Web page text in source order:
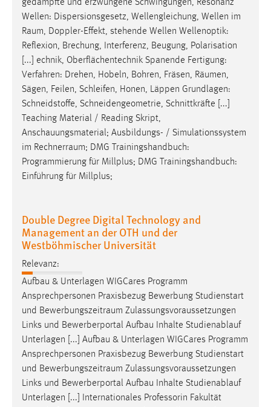
gedämpfte und erzwungene Schwingungen, Resonanz
Wellen: Dispersionsgesetz, Wellengleichung, Wellen im
Raum, Doppler-Effekt, stehende Wellen Wellenoptik:
Reflexion, Brechung, Interferenz, Beugung, Polarisation
[...] echnik, Oberflächentechnik Spanende Fertigung:
Verfahren: Drehen, Hobeln, Bohren, Fräsen, Räumen,
Sägen, Feilen, Schleifen, Honen, Läppen Grundlagen:
Schneidstoffe, Schneidengeometrie, Schnittkräfte [...]
Teaching Material / Reading Skript,
Anschauungsmaterial; Ausbildungs- / Simulationssystem
im Rechnerraum; DMG Trainingshandbuch:
Programmierung für Millplus; DMG Trainingshandbuch:
Einführung für Millplus;
Double Degree Digital Technology and
Management an der OTH und der
Westböhmischer Universität
Relevanz:
Aufbau & Unterlagen WIGCares Programm
Ansprechpersonen Praxisbezug Bewerbung Studienstart
und Bewerbungszeitraum Zulassungsvoraussetzungen
Links und Bewerberportal Aufbau Inhalte Studienablauf
Unterlagen [...] Aufbau & Unterlagen WIGCares Programm
Ansprechpersonen Praxisbezug Bewerbung Studienstart
und Bewerbungszeitraum Zulassungsvoraussetzungen
Links und Bewerberportal Aufbau Inhalte Studienablauf
Unterlagen [...] Internationales Professorin Fakultät
Performance
Name:
Zweck:
Für performante Seitenauslieferung wird in diesem Cookie
gespeichert, ob man eingeloggt ist.
Sprachpräferenz
Zweck:
Das Cookie speichert die gewählte Sprache der Website.
Cookie Laufzeit:
Chat
Name:
chat-frame-style-5e9dbeb1811c0446
Zweck:
Wird benötigt um die Chatfunktion nutzen zu können.